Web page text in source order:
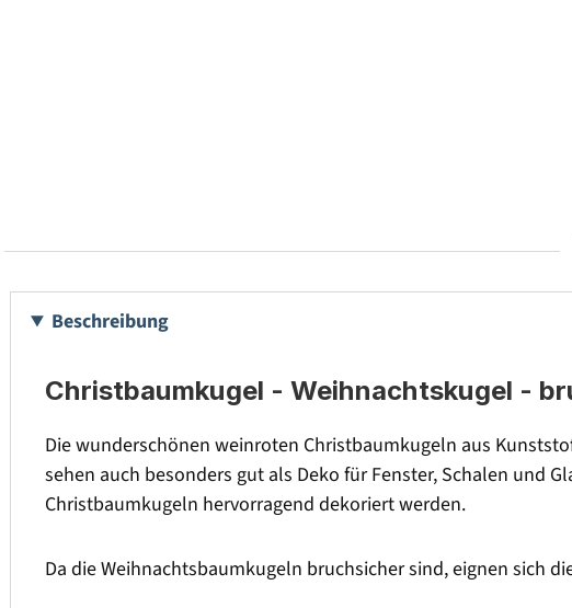
Beschreibung
Christbaumkugel - Weihnachtskugel -
Die wunderschönen weinroten Christbaumkugeln aus
sehen auch besonders gut als Deko für Fenster, Schalen und
Christbaumkugeln hervorragend dekoriert werden.
Da die Weihnachtsbaumkugeln bruchsicher sind, eignen sich